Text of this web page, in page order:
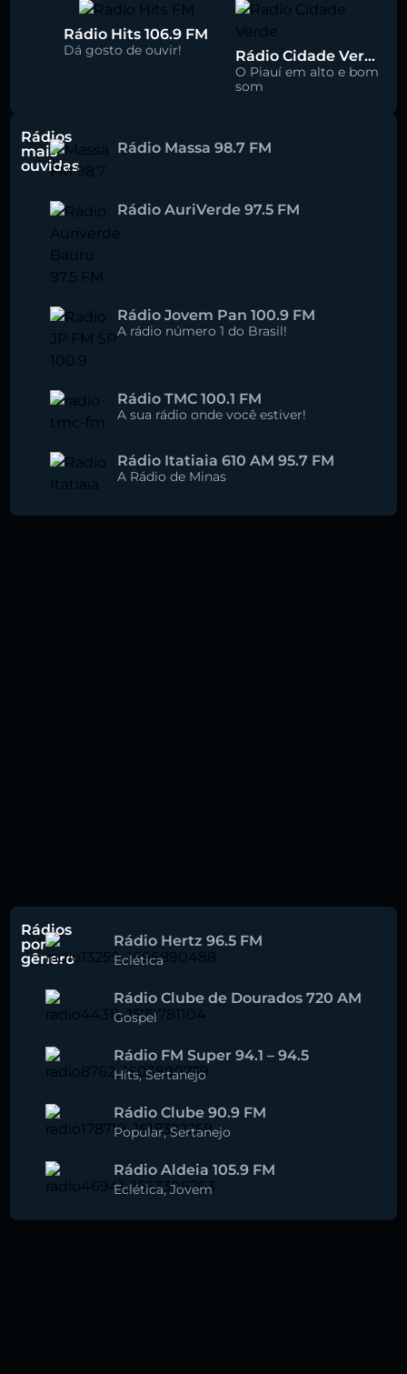
Rádio Hits 106.9 FM
Dá gosto de ouvir! Rádio Cidade Verde 93.5 FM
O Piauí em alto e bom
som
Rádios
mais
ouvidas
Rádio Massa 98.7 FM
Rádio AuriVerde 97.5 FM
Rádio Jovem Pan 100.9 FM
A rádio número 1 do Brasil!
Rádio TMC 100.1 FM
A sua rádio onde você estiver!
Rádio Itatiaia 610 AM 95.7 FM
A Rádio de Minas
Rádios
por
gênero
Rádio Hertz 96.5 FM
Eclética
Rádio Clube de Dourados 720 AM
Gospel
Rádio FM Super 94.1 – 94.5
Hits,Sertanejo
Rádio Clube 90.9 FM
Popular,Sertanejo
Rádio Aldeia 105.9 FM
Eclética,Jovem